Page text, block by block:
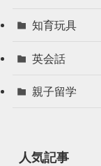
知育玩具
英会話
親子留学
人気記事